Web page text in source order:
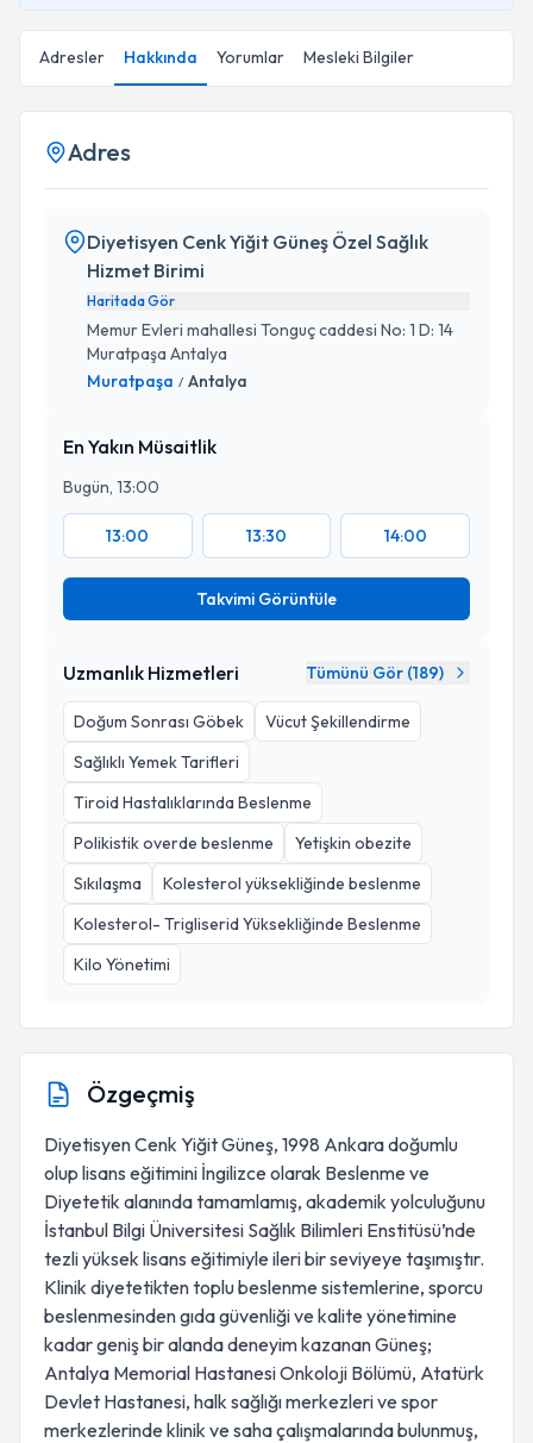
Adresler Hakkında Yorumlar Mesleki Bilgiler
Adres
Diyetisyen Cenk Yiğit Güneş Özel Sağlık
Hizmet Birimi
Haritada Gör
Memur Evleri mahallesi Tonguç caddesi No: 1 D: 14
Muratpaşa Antalya
Muratpaşa / Antalya
En Yakın Müsaitlik
Bugün, 13:00
13:00 13:30 14:00
Takvimi Görüntüle
Uzmanlık Hizmetleri Tümünü Gör (189)
Doğum Sonrası Göbek
Vücut Şekillendirme
Sağlıklı Yemek Tarifleri
Tiroid Hastalıklarında Beslenme
Polikistik overde beslenme
Yetişkin obezite
Sıkılaşma
Kolesterol yüksekliğinde beslenme
Kolesterol- Trigliserid Yüksekliğinde Beslenme
Kilo Yönetimi
Özgeçmiş
Diyetisyen Cenk Yiğit Güneş, 1998 Ankara doğumlu
olup lisans eğitimini İngilizce olarak Beslenme ve
Diyetetik alanında tamamlamış, akademik yolculuğunu
İstanbul Bilgi Üniversitesi Sağlık Bilimleri Enstitüsü’nde
tezli yüksek lisans eğitimiyle ileri bir seviyeye taşımıştır.
Klinik diyetetikten toplu beslenme sistemlerine, sporcu
beslenmesinden gıda güvenliği ve kalite yönetimine
kadar geniş bir alanda deneyim kazanan Güneş;
Antalya Memorial Hastanesi Onkoloji Bölümü, Atatürk
Devlet Hastanesi, halk sağlığı merkezleri ve spor
merkezlerinde klinik ve saha çalışmalarında bulunmuş,